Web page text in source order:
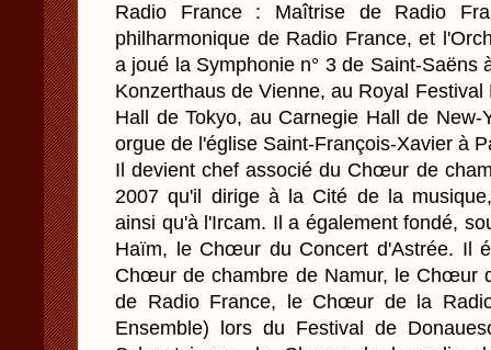
Radio France : Maîtrise de Radio
philharmonique de Radio France, et
a joué la Symphonie n° 3 de Saint-Saëns
Konzerthaus de Vienne, au Royal
Hall de Tokyo, au Carnegie Hall de
orgue de l'église Saint-François-Xavier à
Il devient chef associé du Chœur de
2007 qu'il dirige à la Cité de la
ainsi qu'à l'Ircam. Il a également fondé,
Haïm, le Chœur du Concert d'Astrée. Il
Chœur de chambre de Namur, le Chœur
de Radio France, le Chœur de la
Ensemble) lors du Festival de